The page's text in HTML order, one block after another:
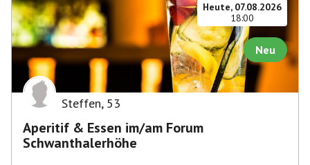
Heute, 07.08.2026
18:00
Neu
Steffen, 53
Aperitif & Essen im/am Forum
Schwanthalerhöhe